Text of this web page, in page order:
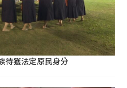
待獲法定原民身分